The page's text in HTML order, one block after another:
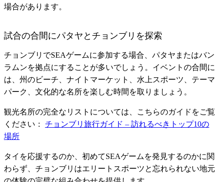
場合があります。
試合の合間にパタヤとチョンブリを探索
チョンブリでSEAゲームに参加する場合、パタヤまたはバン
ラムンを拠点にすることが多いでしょう。イベントの合間に
は、州のビーチ、ナイトマーケット、水上スポーツ、テーマ
パーク、文化的な名所を楽しむ時間を取りましょう。
観光名所の完全なリストについては、こちらのガイドをご覧
ください： チョンブリ旅行ガイド – 訪れるべきトップ10の
場所
タイを応援するのか、初めてSEAゲームを発見するのかに関
わらず、チョンブリはエリートスポーツと忘れられない地元